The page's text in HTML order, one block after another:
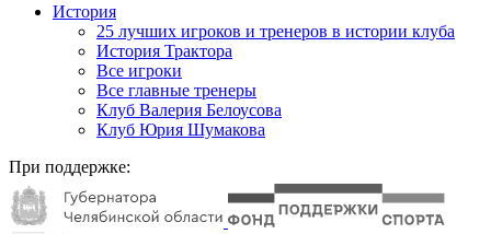
История
25 лучших игроков и тренеров в истории клуба
История Трактора
Все игроки
Все главные тренеры
Клуб Валерия Белоусова
Клуб Юрия Шумакова
При поддержке: